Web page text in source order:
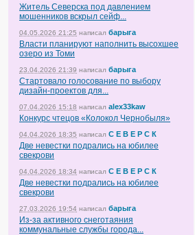
Житель Северска под давлением
мошенников вскрыл сейф...
04.05.2026 21:25 написал барыга
Власти планируют наполнить высохшее
озеро из Томи
23.04.2026 21:39 написал барыга
Стартовало голосование по выбору
дизайн-проектов для...
07.04.2026 15:18 написал alex33kaw
Конкурс чтецов «Колокол Чернобыля»
04.04.2026 18:35 написал С Е В Е Р С К
Две невестки подрались на юбилее
свекрови
04.04.2026 18:34 написал С Е В Е Р С К
Две невестки подрались на юбилее
свекрови
27.03.2026 19:54 написал барыга
Из-за активного снеготаяния
коммунальные службы города...